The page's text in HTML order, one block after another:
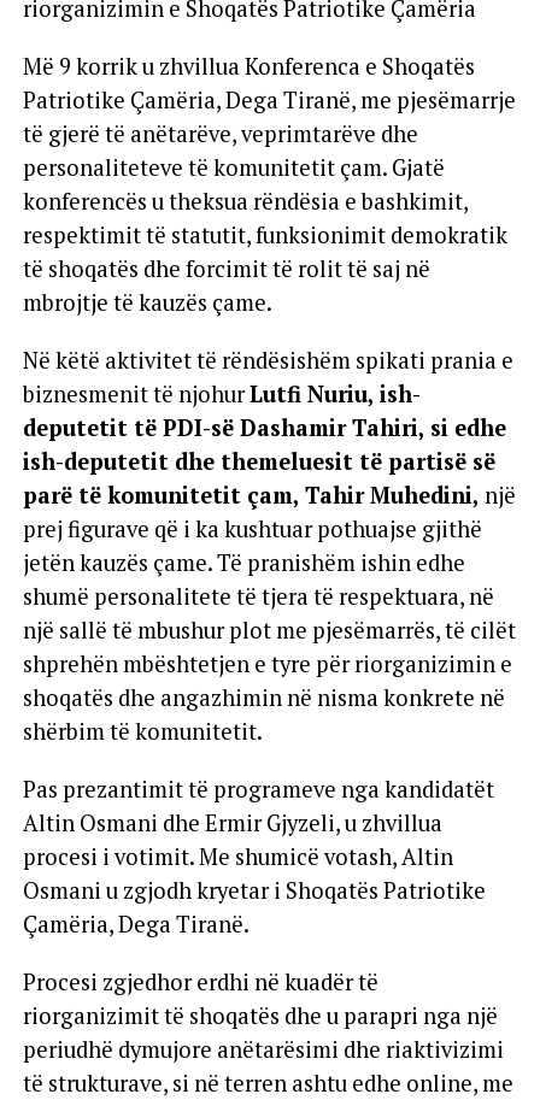
riorganizimin e Shoqatës Patriotike Çamëria
Më 9 korrik u zhvillua Konferenca e Shoqatës
Patriotike Çamëria, Dega Tiranë, me pjesëmarrje
të gjerë të anëtarëve, veprimtarëve dhe
personaliteteve të komunitetit çam. Gjatë
konferencës u theksua rëndësia e bashkimit,
respektimit të statutit, funksionimit demokratik
të shoqatës dhe forcimit të rolit të saj në
mbrojtje të kauzës çame.
Në këtë aktivitet të rëndësishëm spikati prania e
biznesmenit të njohurLutfi Nuriu, ish-
deputetit të PDI-së Dashamir Tahiri, si edhe
ish-deputetit dhe themeluesit të partisë së
parë të komunitetit çam, Tahir Muhedini, një
prej figurave që i ka kushtuar pothuajse gjithë
jetën kauzës çame. Të pranishëm ishin edhe
shumë personalitete të tjera të respektuara, në
një sallë të mbushur plot me pjesëmarrës, të cilët
shprehën mbështetjen e tyre për riorganizimin e
shoqatës dhe angazhimin në nisma konkrete në
shërbim të komunitetit.
Pas prezantimit të programeve nga kandidatët
Altin Osmani dhe Ermir Gjyzeli, u zhvillua
procesi i votimit. Me shumicë votash, Altin
Osmani u zgjodh kryetar i Shoqatës Patriotike
Çamëria, Dega Tiranë.
Procesi zgjedhor erdhi në kuadër të
riorganizimit të shoqatës dhe u parapri nga një
periudhë dymujore anëtarësimi dhe riaktivizimi
të strukturave, si në terren ashtu edhe online, me